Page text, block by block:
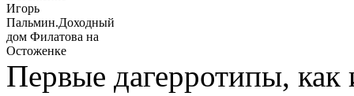
Игорь
Пальмин.Доходный
дом Филатова на
Остоженке
Первые дагерротипы, как